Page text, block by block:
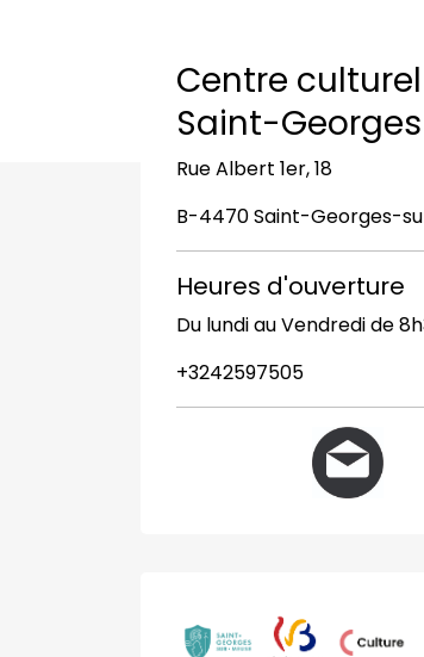
Centre
Saint-Georges
Rue Albert 1er, 18
B-4470 Saint-Georges-
Heures d'ouverture
Du lundi au Vendredi de
+3242597505